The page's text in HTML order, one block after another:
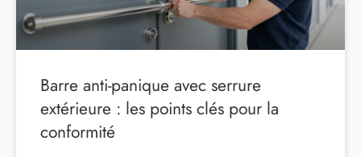
Barre anti-panique avec serrure
extérieure : les points clés pour la
conformité